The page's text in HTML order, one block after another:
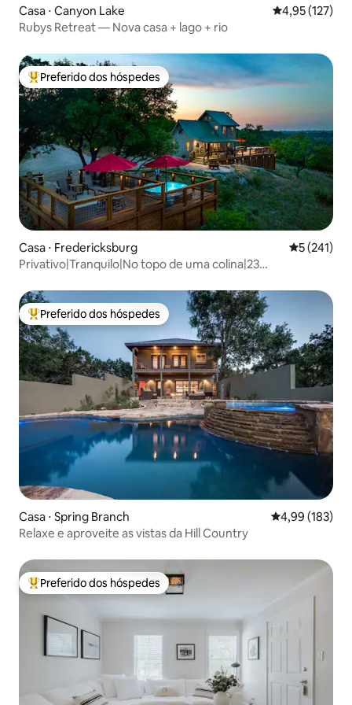
Casa ⋅ Canyon Lake 4,95 de uma
4,95 (127)
Rubys Retreat — Nova casa + lago + rio
Entre os melhores preferidos dos hóspedes
Preferido dos hóspedes
Casa ⋅ Fredericksburg 5 de uma
5 (241)
Privativo|Tranquilo|No topo de uma colina|23
hidromassagem|Piscina
Entre os melhores preferidos dos hóspedes
Preferido dos hóspedes
Casa ⋅ Spring Branch 4,99 de uma
4,99 (183)
Relaxe e aproveite as vistas da Hill Country
Entre os melhores preferidos dos hóspedes
Preferido dos hóspedes